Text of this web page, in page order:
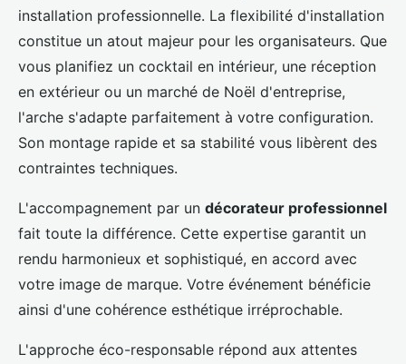
installation professionnelle. La flexibilité d'installation
constitue un atout majeur pour les organisateurs. Que
vous planifiez un cocktail en intérieur, une réception
en extérieur ou un marché de Noël d'entreprise,
l'arche s'adapte parfaitement à votre configuration.
Son montage rapide et sa stabilité vous libèrent des
contraintes techniques.
L'accompagnement par un décorateur professionnel
fait toute la différence. Cette expertise garantit un
rendu harmonieux et sophistiqué, en accord avec
votre image de marque. Votre événement bénéficie
ainsi d'une cohérence esthétique irréprochable.
L'approche éco-responsable répond aux attentes